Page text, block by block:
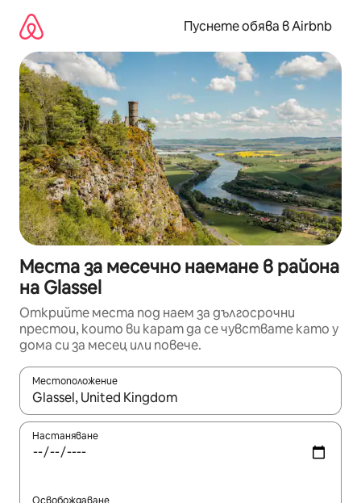
съдържанието
Пуснете обява в Airbnb
Места за месечно наемане в района
на Glassel
Открийте места под наем за дългосрочни
престои, които ви карат да се чувствате като у
дома си за месец или повече.
Местоположение
Когато резултатите се покажат, използвайте
Настаняване